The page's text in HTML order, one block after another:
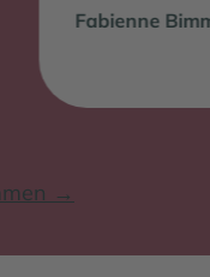
Bimmler
2 3
group 4
→